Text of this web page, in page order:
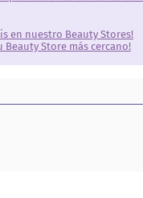
en nuestro Beauty Stores!
Beauty Store más cercano!